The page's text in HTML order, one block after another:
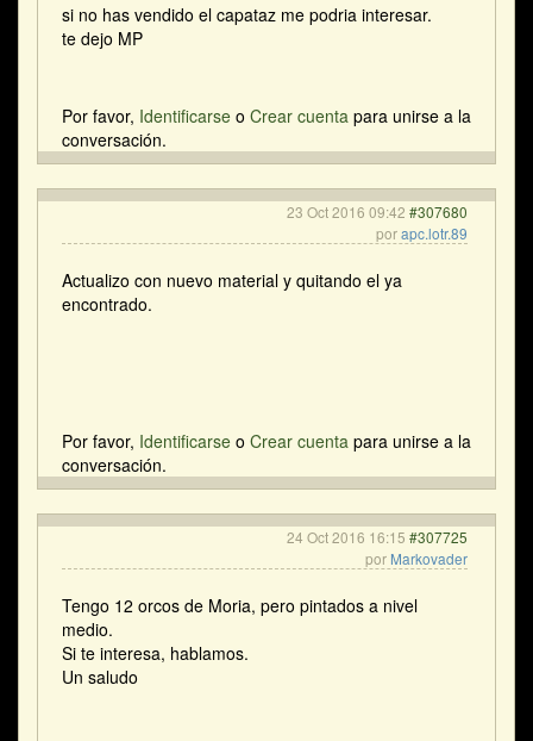
si no has vendido el capataz me podria interesar.
te dejo MP
Por favor, Identificarse o Crear cuenta para unirse a la
conversación.
23 Oct 2016 09:42 #307680
porapc.lotr.89
Actualizo con nuevo material y quitando el ya
encontrado.
Por favor, Identificarse o Crear cuenta para unirse a la
conversación.
24 Oct 2016 16:15 #307725
por Markovader
Tengo 12 orcos de Moria, pero pintados a nivel
medio.
Si te interesa, hablamos.
Un saludo